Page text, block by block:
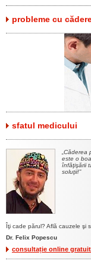
probleme cu
sfatul medicului
Căderea
este o
înfăţişării
soluţii!
Îţi cade părul? Află cauzele şi
Dr. Felix Popescu
consultație online